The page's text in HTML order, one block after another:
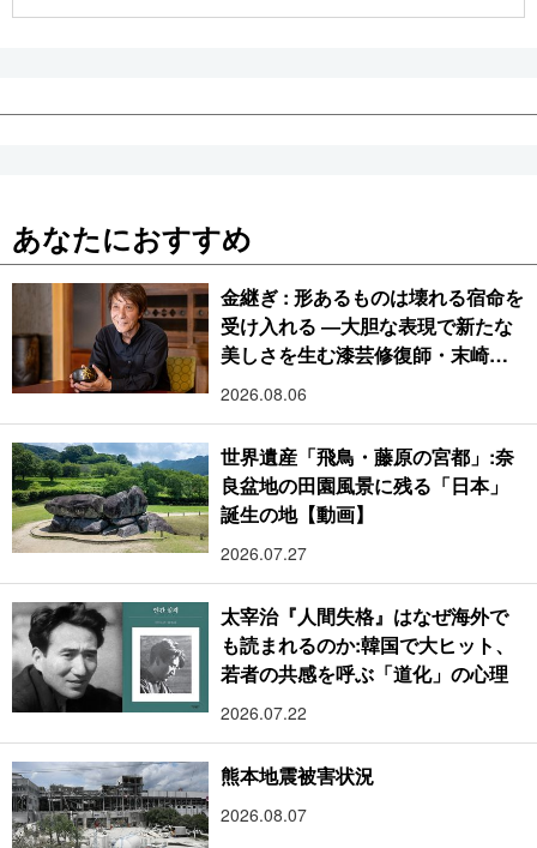
あなたにおすすめ
金継ぎ : 形あるものは壊れる宿命を
受け入れる ―大胆な表現で新たな
美しさを生む漆芸修復師・末崎広
樹
2026.08.06
世界遺産「飛鳥・藤原の宮都」:奈
良盆地の田園風景に残る「日本」
誕生の地【動画】
2026.07.27
太宰治『人間失格』はなぜ海外で
も読まれるのか:韓国で大ヒット、
若者の共感を呼ぶ「道化」の心理
2026.07.22
熊本地震被害状況
2026.08.07